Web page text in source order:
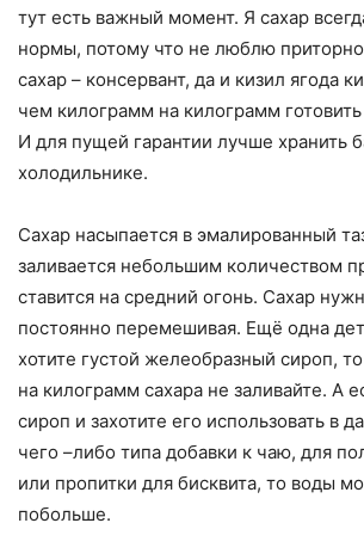
тут есть важный момент. Я сахар
нормы, потому что не люблю
сахар – консервант, да и кизил ягода
чем килограмм на килограмм
И для пущей гарантии лучше хранить
холодильнике.
Сахар насыпается в эмалированный
заливается небольшим количеством
ставится на средний огонь. Сахар
постоянно перемешивая. Ещё одна
хотите густой желеобразный сироп,
на килограмм сахара не заливайте. А
сироп и захотите его использовать в
чего –либо типа добавки к чаю, для
или пропитки для бисквита, то воды
побольше.